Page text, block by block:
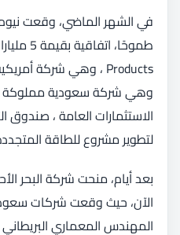
في الشهر الماضي، وقعت
الاستثمارات العامة ، صندوق
لتطوير مشروع للطاقة
بعد أيام، منحت شركة البحر
الآن، حيث وقعت شركات